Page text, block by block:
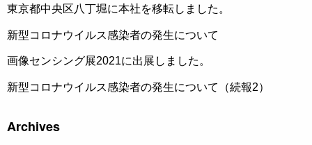
東京都中央区八丁堀に本社を移転しました。
新型コロナウイルス感染者の発生について
画像センシング展2021に出展しました。
新型コロナウイルス感染者の発生について（続報2）
Archives